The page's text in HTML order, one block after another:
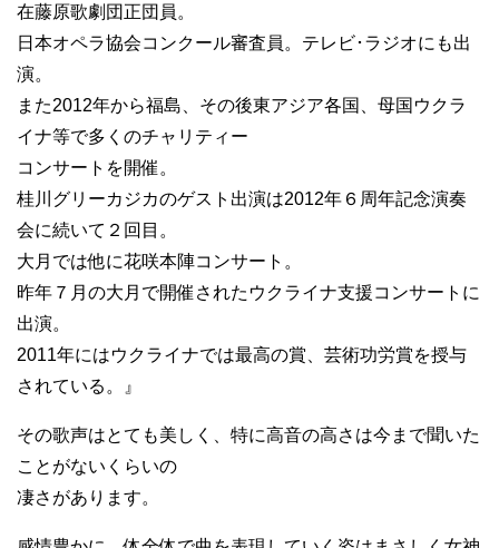
在藤原歌劇団正団員。
日本オペラ協会コンクール審査員。テレビ･ラジオにも出
演。
また2012年から福島、その後東アジア各国、母国ウクラ
イナ等で多くのチャリティー
コンサートを開催。
桂川グリーカジカのゲスト出演は2012年６周年記念演奏
会に続いて２回目。
大月では他に花咲本陣コンサート。
昨年７月の大月で開催されたウクライナ支援コンサートに
出演。
2011年にはウクライナでは最高の賞、芸術功労賞を授与
されている。』
その歌声はとても美しく、特に高音の高さは今まで聞いた
ことがないくらいの
凄さがあります。